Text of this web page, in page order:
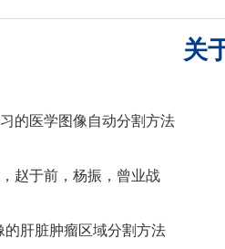
关
的医学图像自动分割方法
赵于前，杨振，曾业战
肝脏肿瘤区域分割方法